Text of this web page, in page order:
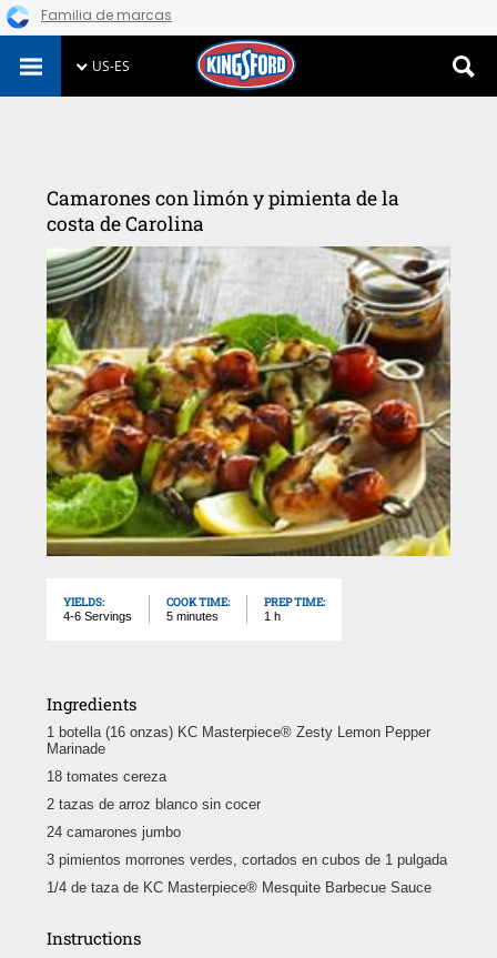
Familia de marcas
content
US-ES
Camarones con limón y pimienta de la
costa de Carolina
YIELDS:
4-6 Servings
COOK TIME:
5 minutes
PREP TIME:
1 h
Ingredients
1 botella (16 onzas) KC Masterpiece® Zesty Lemon Pepper
Marinade
18 tomates cereza
2 tazas de arroz blanco sin cocer
24 camarones jumbo
3 pimientos morrones verdes, cortados en cubos de 1 pulgada
1/4 de taza de KC Masterpiece® Mesquite Barbecue Sauce
Instructions